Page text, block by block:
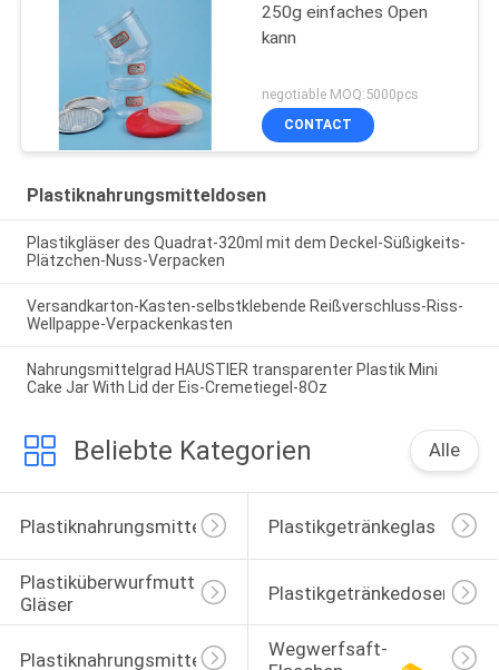
250g einfaches Open
kann
negotiable MOQ:5000pcs
CONTACT
Plastiknahrungsmitteldosen
Plastikgläser des Quadrat-320ml mit dem Deckel-Süßigkeits-
Plätzchen-Nuss-Verpacken
Versandkarton-Kasten-selbstklebende Reißverschluss-Riss-
Wellpappe-Verpackenkasten
Nahrungsmittelgrad HAUSTIER transparenter Plastik Mini
Cake Jar With Lid der Eis-Cremetiegel-8Oz
Beliebte Kategorien Alle
Plastiknahrungsmittelgläser Plastikgetränkeglas
Plastiküberwurfmutter-
Gläser
Plastikgetränkedosen
Plastiknahrungsmitteldosen
Wegwerfsaft-